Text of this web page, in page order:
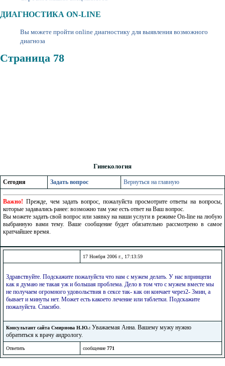
ДИАГНОСТИКА ON-LINE
Вы можете пройти online диагностику для выявления возможного
диагноза
Страница 78
Гинекология
Сегодня Задать вопрос Вернуться на главную
Важно! Прежде, чем задать вопрос, пожалуйста просмотрите ответы на вопросы,
которые задавались ранее: возможно там уже есть ответ на Ваш вопрос.
Вы можете задать свой вопрос или заявку на наши услуги в режиме On-line на любую
выбранную вами тему. Ваше сообщение будет обязательно рассмотрено в самое
кратчайшее время.
17 Ноября 2006 г., 17:13:59
Здравствуйте. Подскажите пожалуйста что нам с мужем делать. У нас впринцепи
как я думаю не такая уж и большая проблема. Дело в том что с мужем вместе мы
не получаем огромного удовольствия в сексе так- как он кончает через2- 3мин, а
бывает и минуты нет. Может есть какоето лечение или таблетки. Подскажите
пожалуйста. Спасибо.
Консультант сайта Смирнова Н.Ю.: Уважаемая Анна. Вашему мужу нужно
обратиться к врачу андрологу.
Ответить сообщение 771